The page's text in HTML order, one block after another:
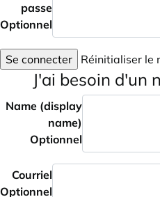
passe
Optionnel
Se connecter Réinitialiser le
J'ai besoin d'un
Name (display
name)
Optionnel
Courriel
Optionnel